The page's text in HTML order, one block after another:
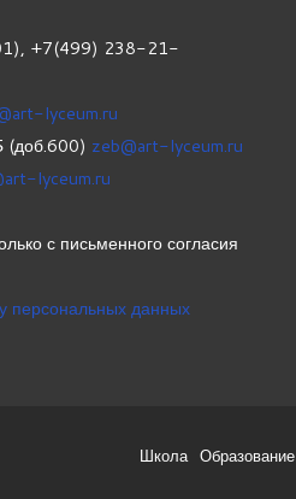
+7(499) 238-21-
lyceum.ru
zeb@art-lyceum.ru
lyceum.ru
с письменного согласия
персональных данных
Школа Образование